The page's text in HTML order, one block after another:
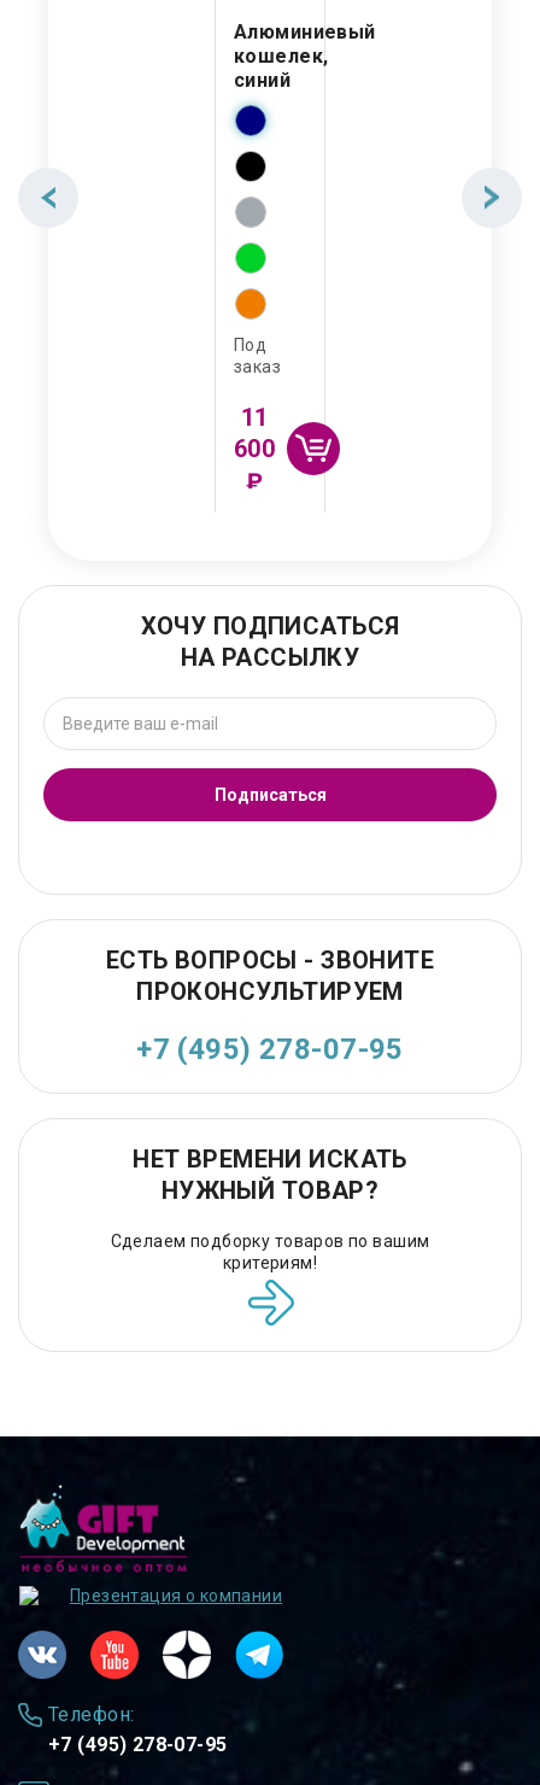
Алюминиевый
кошелек,
синий
Под
заказ
11
600
₽
ХОЧУ ПОДПИСАТЬСЯ
НА РАССЫЛКУ
Подписаться
ЕСТЬ ВОПРОСЫ - ЗВОНИТЕ
ПРОКОНСУЛЬТИРУЕМ
+7 (495) 278-07-95
НЕТ ВРЕМЕНИ ИСКАТЬ
НУЖНЫЙ ТОВАР?
Сделаем подборку товаров по вашим
критериям!
Презентация о компании
Телефон:
+7 (495) 278-07-95